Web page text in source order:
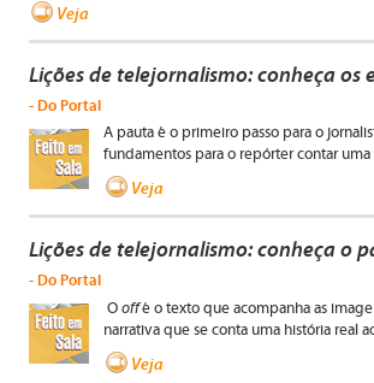
Veja
Lições de telejornalismo: conheça os
- Do Portal
A pauta é o primeiro passo para o
fundamentos para o repórter contar
Veja
Lições de telejornalismo: conheça o
- Do Portal
O offé o texto que acompanha as
narrativa que se conta uma história real
Veja